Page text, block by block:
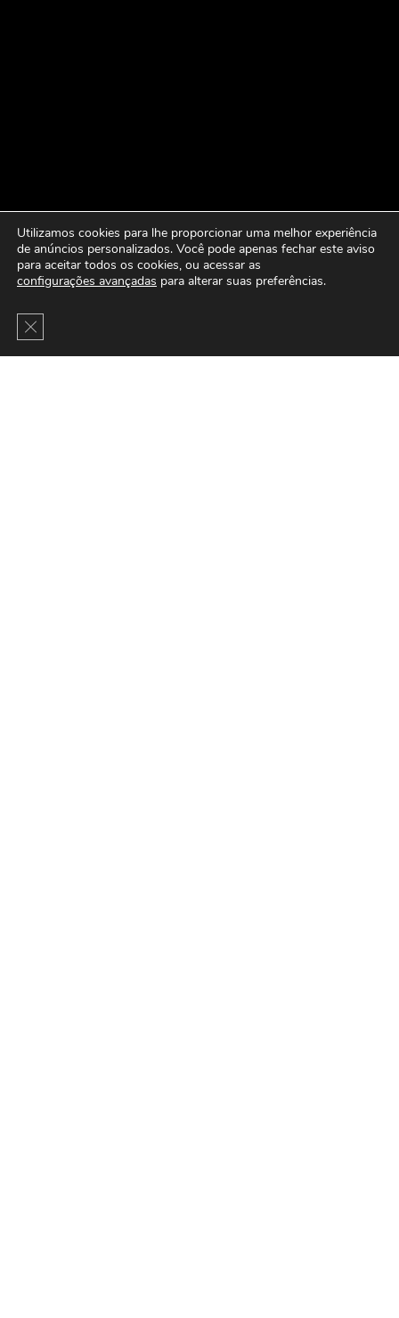
Utilizamos cookies para lhe proporcionar uma melhor experiência
de anúncios personalizados. Você pode apenas fechar este aviso
para aceitar todos os cookies, ou acessar as
configurações avançadas para alterar suas preferências.
Close GDPR Cookie Banner